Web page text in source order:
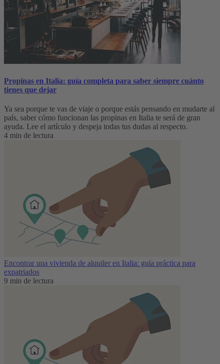
Propinas en Italia: guía completa para saber siempre cuánto
tienes que dejar
Ya sea porque te vas de viaje o porque estás pensando en mudarte al
país, saber cómo funcionan las propinas en Italia te será de gran
ayuda. Lee el artículo y despeja todas tus dudas al respecto.
4 min de lectura
Encontrar una vivienda de alquiler en Italia: guía práctica para
expatriados
9 min de lectura